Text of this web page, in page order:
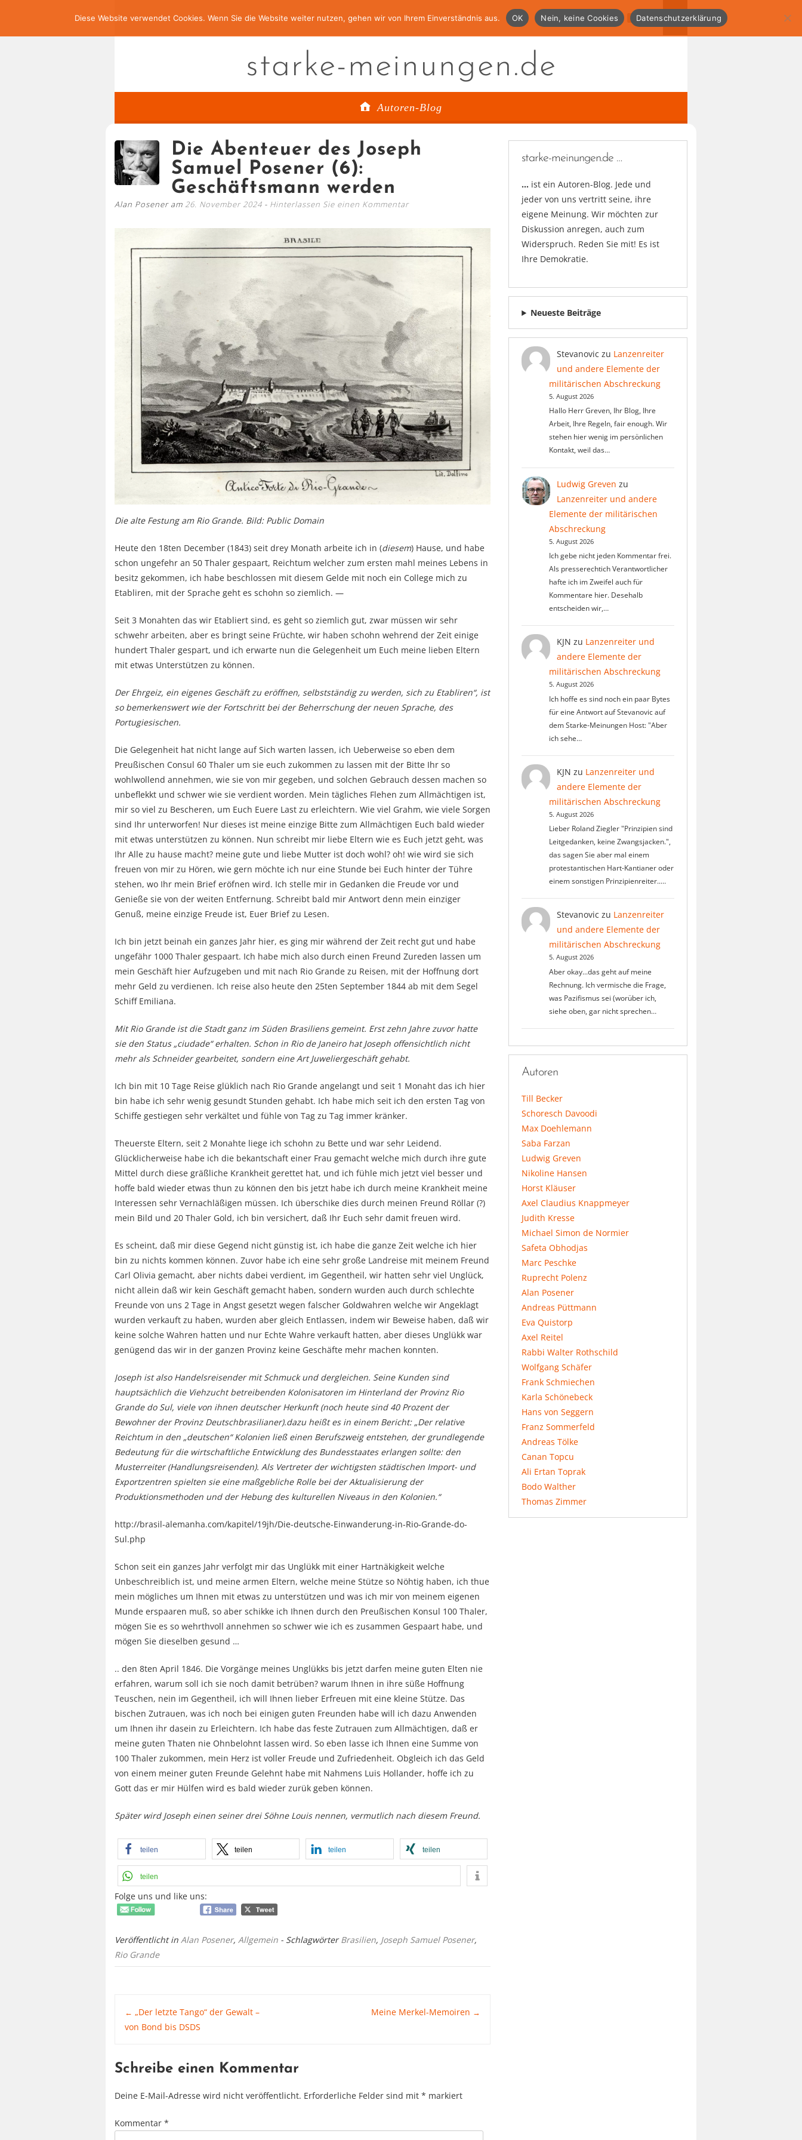
starke-meinungen.de
Autoren-Blog
Die Abenteuer des Joseph
Samuel Posener (6):
Geschäftsmann werden
Alan Posener am 26. November 2024 Hinterlassen Sie einen Kommentar
Die alte Festung am Rio Grande. Bild: Public Domain
Heute den 18ten December (1843) seit drey Monath arbeite ich in (diesem) Hause, und habe
schon ungefehr an 50 Thaler gespaart, Reichtum welcher zum ersten mahl meines Lebens in
besitz gekommen, ich habe beschlossen mit diesem Gelde mit noch ein College mich zu
Etabliren, mit der Sprache geht es schohn so ziemlich. —
Seit 3 Monahten das wir Etabliert sind, es geht so ziemlich gut, zwar müssen wir sehr
schwehr arbeiten, aber es bringt seine Früchte, wir haben schohn wehrend der Zeit einige
hundert Thaler gespart, und ich erwarte nun die Gelegenheit um Euch meine lieben Eltern
mit etwas Unterstützen zu können.
Der Ehrgeiz, ein eigenes Geschäft zu eröffnen, selbstständig zu werden, sich zu Etabliren“, ist
so bemerkenswert wie der Fortschritt bei der Beherrschung der neuen Sprache, des
Portugiesischen.
Die Gelegenheit hat nicht lange auf Sich warten lassen, ich Ueberweise so eben dem
Preußischen Consul 60 Thaler um sie euch zukommen zu lassen mit der Bitte Ihr so
wohlwollend annehmen, wie sie von mir gegeben, und solchen Gebrauch dessen machen so
unbeflekkt und schwer wie sie verdient worden. Mein tägliches Flehen zum Allmächtigen ist,
mir so viel zu Bescheren, um Euch Euere Last zu erleichtern. Wie viel Grahm, wie viele Sorgen
sind Ihr unterworfen! Nur dieses ist meine einzige Bitte zum Allmächtigen Euch bald wieder
mit etwas unterstützen zu können. Nun schreibt mir liebe Eltern wie es Euch jetzt geht, was
Ihr Alle zu hause macht? meine gute und liebe Mutter ist doch wohl? oh! wie wird sie sich
freuen von mir zu Hören, wie gern möchte ich nur eine Stunde bei Euch hinter der Tühre
stehen, wo Ihr mein Brief eröfnen wird. Ich stelle mir in Gedanken die Freude vor und
Genieße sie von der weiten Entfernung. Schreibt bald mir Antwort denn mein einziger
Genuß, meine einzige Freude ist, Euer Brief zu Lesen.
Ich bin jetzt beinah ein ganzes Jahr hier, es ging mir während der Zeit recht gut und habe
ungefähr 1000 Thaler gespaart. Ich habe mich also durch einen Freund Zureden lassen um
mein Geschäft hier Aufzugeben und mit nach Rio Grande zu Reisen, mit der Hoffnung dort
mehr Geld zu verdienen. Ich reise also heute den 25ten September 1844 ab mit dem Segel
Schiff Emiliana.
Mit Rio Grande ist die Stadt ganz im Süden Brasiliens gemeint. Erst zehn Jahre zuvor hatte
sie den Status „ciudade“ erhalten. Schon in Rio de Janeiro hat Joseph offensichtlich nicht
mehr als Schneider gearbeitet, sondern eine Art Juweliergeschäft gehabt.
Ich bin mit 10 Tage Reise glüklich nach Rio Grande angelangt und seit 1 Monaht das ich hier
bin habe ich sehr wenig gesundt Stunden gehabt. Ich habe mich seit ich den ersten Tag von
Schiffe gestiegen sehr verkältet und fühle von Tag zu Tag immer kränker.
Theuerste Eltern, seit 2 Monahte liege ich schohn zu Bette und war sehr Leidend.
Glücklicherweise habe ich die bekantschaft einer Frau gemacht welche mich durch ihre gute
Mittel durch diese gräßliche Krankheit gerettet hat, und ich fühle mich jetzt viel besser und
hoffe bald wieder etwas thun zu können den bis jetzt habe ich durch meine Krankheit meine
Interessen sehr Vernachläßigen müssen. Ich überschike dies durch meinen Freund Röllar (?)
mein Bild und 20 Thaler Gold, ich bin versichert, daß Ihr Euch sehr damit freuen wird.
Es scheint, daß mir diese Gegend nicht günstig ist, ich habe die ganze Zeit welche ich hier
bin zu nichts kommen können. Zuvor habe ich eine sehr große Landreise mit meinem Freund
Carl Olivia gemacht, aber nichts dabei verdient, im Gegentheil, wir hatten sehr viel Unglück,
nicht allein daß wir kein Geschäft gemacht haben, sondern wurden auch durch schlechte
Freunde von uns 2 Tage in Angst gesetzt wegen falscher Goldwahren welche wir Angeklagt
wurden verkauft zu haben, wurden aber gleich Entlassen, indem wir Beweise haben, daß wir
keine solche Wahren hatten und nur Echte Wahre verkauft hatten, aber dieses Unglükk war
genügend das wir in der ganzen Provinz keine Geschäfte mehr machen konnten.
Joseph ist also Handelsreisender mit Schmuck und dergleichen. Seine Kunden sind
hauptsächlich die Viehzucht betreibenden Kolonisatoren im Hinterland der Provinz Rio
Grande do Sul, viele von ihnen deutscher Herkunft (noch heute sind 40 Prozent der
Bewohner der Provinz Deutschbrasilianer).dazu heißt es in einem Bericht: „Der relative
Reichtum in den „deutschen“ Kolonien ließ einen Berufszweig entstehen, der grundlegende
Bedeutung für die wirtschaftliche Entwicklung des Bundesstaates erlangen sollte: den
Musterreiter (Handlungsreisenden). Als Vertreter der wichtigsten städtischen Import- und
Exportzentren spielten sie eine maßgebliche Rolle bei der Aktualisierung der
Produktionsmethoden und der Hebung des kulturellen Niveaus in den Kolonien.“
http://brasil-alemanha.com/kapitel/19jh/Die-deutsche-Einwanderung-in-Rio-Grande-do-
Sul.php
Schon seit ein ganzes Jahr verfolgt mir das Unglükk mit einer Hartnäkigkeit welche
Unbeschreiblich ist, und meine armen Eltern, welche meine Stütze so Nöhtig haben, ich thue
mein mögliches um Ihnen mit etwas zu unterstützen und was ich mir von meinem eigenen
Munde erspaaren muß, so aber schikke ich Ihnen durch den Preußischen Konsul 100 Thaler,
mögen Sie es so wehrthvoll annehmen so schwer wie ich es zusammen Gespaart habe, und
mögen Sie dieselben gesund …
.. den 8ten April 1846. Die Vorgänge meines Unglükks bis jetzt darfen meine guten Elten nie
erfahren, warum soll ich sie noch damit betrüben? warum Ihnen in ihre süße Hoffnung
Teuschen, nein im Gegentheil, ich will Ihnen lieber Erfreuen mit eine kleine Stütze. Das
bischen Zutrauen, was ich noch bei einigen guten Freunden habe will ich dazu Anwenden
um Ihnen ihr dasein zu Erleichtern. Ich habe das feste Zutrauen zum Allmächtigen, daß er
meine guten Thaten nie Ohnbelohnt lassen wird. So eben lasse ich Ihnen eine Summe von
100 Thaler zukommen, mein Herz ist voller Freude und Zufriedenheit. Obgleich ich das Geld
von einem meiner guten Freunde Gelehnt habe mit Nahmens Luis Hollander, hoffe ich zu
Gott das er mir Hülfen wird es bald wieder zurük geben können.
Später wird Joseph einen seiner drei Söhne Louis nennen, vermutlich nach diesem Freund.
teilen teilen teilen teilen
teilen
Folge uns und like uns:
Veröffentlicht in Alan Posener, Allgemein - SchlagwörterBrasilien, Joseph Samuel Posener,
Rio Grande
Post
← „Der letzte Tango“ der Gewalt –
von Bond bis DSDS
Meine Merkel-Memoiren →
Schreibe einen Kommentar
Deine E-Mail-Adresse wird nicht veröffentlicht. Erforderliche Felder sind mit * markiert
Kommentar *
starke-meinungen.de …
… ist ein Autoren-Blog. Jede und
jeder von uns vertritt seine, ihre
eigene Meinung. Wir möchten zur
Diskussion anregen, auch zum
Widerspruch. Reden Sie mit! Es ist
Ihre Demokratie.
Neueste Beiträge
Stevanovic zu Lanzenreiter
und andere Elemente der
militärischen Abschreckung
5. August 2026
Hallo Herr Greven, Ihr Blog, Ihre
Arbeit, Ihre Regeln, fair enough. Wir
stehen hier wenig im persönlichen
Kontakt, weil das…
Ludwig Greven zu
Lanzenreiter und andere
Elemente der militärischen
Abschreckung
5. August 2026
Ich gebe nicht jeden Kommentar frei.
Als presserechtich Verantwortlicher
hafte ich im Zweifel auch für
Kommentare hier. Desehalb
entscheiden wir,…
KJN zu Lanzenreiter und
andere Elemente der
militärischen Abschreckung
5. August 2026
Ich hoffe es sind noch ein paar Bytes
für eine Antwort auf Stevanovic auf
dem Starke-Meinungen Host: "Aber
ich sehe…
KJN zu Lanzenreiter und
andere Elemente der
militärischen Abschreckung
5. August 2026
Lieber Roland Ziegler "Prinzipien sind
Leitgedanken, keine Zwangsjacken.",
das sagen Sie aber mal einem
protestantischen Hart-Kantianer oder
einem sonstigen Prinzipienreiter..…
Stevanovic zu Lanzenreiter
und andere Elemente der
militärischen Abschreckung
5. August 2026
Aber okay...das geht auf meine
Rechnung. Ich vermische die Frage,
was Pazifismus sei (worüber ich,
siehe oben, gar nicht sprechen…
Autoren
Till Becker
Schoresch Davoodi
Max Doehlemann
Saba Farzan
Ludwig Greven
Nikoline Hansen
Horst Kläuser
Axel Claudius Knappmeyer
Judith Kresse
Michael Simon de Normier
Safeta Obhodjas
Marc Peschke
Ruprecht Polenz
Alan Posener
Andreas Püttmann
Eva Quistorp
Axel Reitel
Rabbi Walter Rothschild
Wolfgang Schäfer
Frank Schmiechen
Karla Schönebeck
Hans von Seggern
Franz Sommerfeld
Andreas Tölke
Canan Topcu
Ali Ertan Toprak
Bodo Walther
Thomas Zimmer
Diese Website verwendet Cookies. Wenn Sie die Website weiter nutzen, gehen wir von Ihrem Einverständnis aus. OK Nein, keine Cookies Datenschutzerklärung